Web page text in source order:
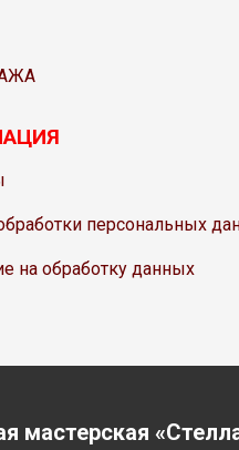
персональных
на обработку данных
мастерская